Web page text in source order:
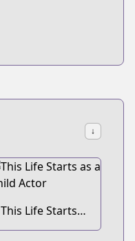
↓
This Life Starts
as a Child Actor